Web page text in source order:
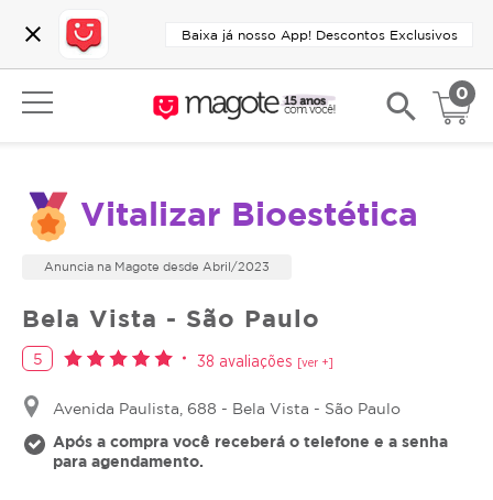
close Baixa já nosso App! Descontos Exclusivos
search 0
Vitalizar Bioestética
Anuncia na Magote desde Abril/2023
Bela Vista - São Paulo
5 38 avaliações [ver +]
Avenida Paulista, 688 - Bela Vista - São Paulo
Após a compra você receberá o telefone e a senha
para agendamento.